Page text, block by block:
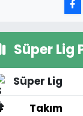
Süper Lig
Süper Lig
Takım